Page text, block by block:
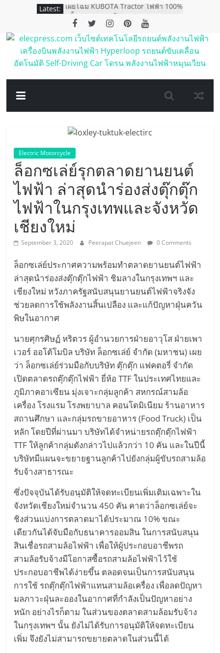
content
Latest: เผยโฉม KUBOTA Tractor ไฟฟ้า 100%
ครั้งแรกของอาเซียน
เอ็มจี คว้า 4 รางวัล ตอกย้ำการเป็น
แบรนด์ผู้นำด้านนวัตกรรมและ
เทคโนโลยียานยนต์
เอ็มจี แนะนำ NEW MG EP PLUS
ตอกย้ำภาพรถพลังงานไฟฟ้าที่ใช้งานได้
จริงในราคา 998,000 บาท
12 รุ่นจาก 5 แบรนด์
elecpress.com
เว็บไซต์
เทคโนโลยี
รถยนต์
พลังงาน
ไฟฟ้า
เครื่อง
บิน
พลังงาน
ไฟฟ้า
Hyperloop
รถยนต์
ขับ
เคลื่อน
อัตโนมัติ
Self-
Driving
Car
โดรน
พลังงาน
ไฟฟ้า
หมุนเวียน
Electric Motorcycle
ล็อกซเล่ย์รุกตลาดยานยนต์
ไฟฟ้า ล่าสุดนำร่องส่งตุ๊กตุ๊ก
ไฟฟ้าในกรุงเทพและจังหวัด
เชียงใหม่
September 3, 2020 Peerapat Chuejeen 0 Comments
ล็อกซเล่ย์ประกาศความพร้อมทำตลาดยานยนต์ไฟฟ้า
ล่าสุดนำร่องส่งตุ๊กตุ๊กไฟฟ้า ชิมลางในกรุงเทพฯ และ
เชียงใหม่ หวังภาครัฐสนับสนุนยานยนต์ไฟฟ้าจริงจัง
ช่วยลดการใช้พลังงานสิ้นเปลือง และแก้ปัญหาฝุ่นควัน
พิษในอากาศ
นายศุกรศิษฏ์ หริตวร ผู้อำนวยการฝ่ายอาวุโส ฝ่ายเพา
เวอร์ ออโต้โมบิล บริษัท ล็อกซเล่ย์ จำกัด (มหาชน) เผย
ว่า ล็อกซเล่ย์ร่วมมือกับบริษัท ตุ๊กตุ๊ก แฟคตอรี่ จำกัด
เปิดตลาดรถตุ๊กตุ๊กไฟฟ้า ยี่ห้อ TTF ในประเทศไทยและ
ภูมิภาคอาเซียน มุ่งเจาะกลุ่มลูกค้า สหกรณ์สามล้อ
เครื่อง โรงแรม โรงพยาบาล คอนโดมิเนียม ร้านอาหาร
สถานศึกษา และกลุ่มรถขายอาหาร (Food Truck) เป็น
หลัก โดยปีที่ผ่านมา บริษัทได้จำหน่ายรถตุ๊กตุ๊กไฟฟ้า
TTF ให้ลูกค้ากลุ่มดังกล่าวไปแล้วกว่า 10 คัน และในปีนี้
บริษัทมีแผนจะขยายฐานลูกค้าไปยังกลุ่มผู้ขับรถสามล้อ
รับจ้างสาธารณะ
ซึ่งปัจจุบันได้รับอนุมัติให้จดทะเบียนเพิ่มเติมเฉพาะใน
จังหวัดเชียงใหม่จำนวน 450 คัน คาดว่าล็อกซเล่ย์จะ
ชิงส่วนแบ่งการตลาดมาได้ประมาณ 10% ขณะ
เดียวกันได้จับมือกับธนาคารออมสิน ในการสนับสนุน
สินเชื่อรถสามล้อไฟฟ้า เพื่อให้ผู้ประกอบอาชีพรถ
สามล้อรับจ้างมีโอกาสซื้อรถสามล้อไฟฟ้าไว้ใช้
ประกอบอาชีพได้ง่ายขึ้น ตลอดจนเป็นการสนับสนุน
การใช้ รถตุ๊กตุ๊กไฟฟ้าแทนสามล้อเครื่อง เพื่อลดปัญหา
มลภาวะฝุ่นละอองในอากาศที่กำลังเป็นปัญหาอย่าง
หนัก อย่างไรก็ตาม ในส่วนของตลาดสามล้อมรับจ้าง
ในกรุงเทพฯ นั้น ยังไม่ได้รับการอนุมัติให้จดทะเบียน
เพิ่ม จึงยังไม่สามารถขยายตลาดในส่วนนี้ได้